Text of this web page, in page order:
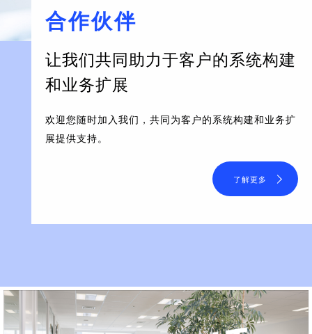
合作伙伴
让我们共同助力于客户的系统构建
和业务扩展
欢迎您随时加入我们，共同为客户的系统构建和业务扩
展提供支持。
了解更多